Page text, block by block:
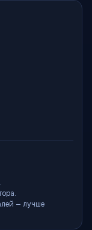
— лучше